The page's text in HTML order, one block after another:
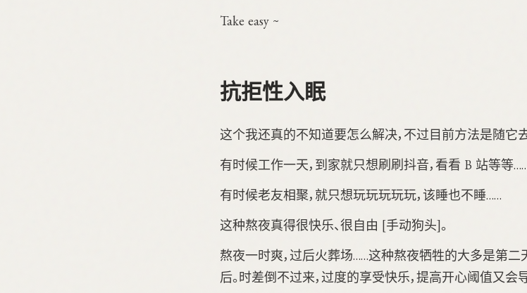
Take easy ~
抗拒性入眠
这个我还真的不知道要怎么解决，不过目前方法是随它
有时候工作一天，到家就只想刷刷抖音，看看 B 站等等
有时候老友相聚，就只想玩玩玩玩玩，该睡也不睡……
这种熬夜真得很快乐、很自由 [手动狗头]。
熬夜一时爽，过后火葬场……这种熬夜牺牲的大多是第二
后。时差倒不过来，过度的享受快乐，提高开心阈值又